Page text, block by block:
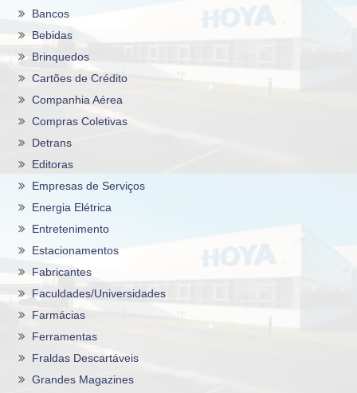
Bancos
Bebidas
Brinquedos
Cartões de Crédito
Companhia Aérea
Compras Coletivas
Detrans
Editoras
Empresas de Serviços
Energia Elétrica
Entretenimento
Estacionamentos
Fabricantes
Faculdades/Universidades
Farmácias
Ferramentas
Fraldas Descartáveis
Grandes Magazines